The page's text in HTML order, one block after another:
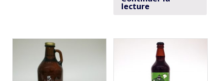
-
lecture